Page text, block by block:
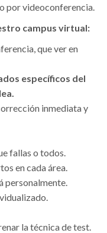
por videoconferencia.
campus virtual:
que ver en
específicos del
inmediata y
fallas o todos.
en cada área.
personalmente.
la técnica de test.